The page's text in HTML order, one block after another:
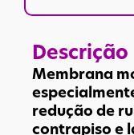
Descrição
Membrana
redução de
contrapiso e